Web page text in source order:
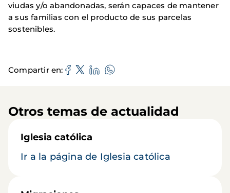
viudas y/o abandonadas, serán capaces de mantener
a sus familias con el producto de sus parcelas
sostenibles.
Compartir en
Otros temas de actualidad
Iglesia católica
Ir a la página de Iglesia católica